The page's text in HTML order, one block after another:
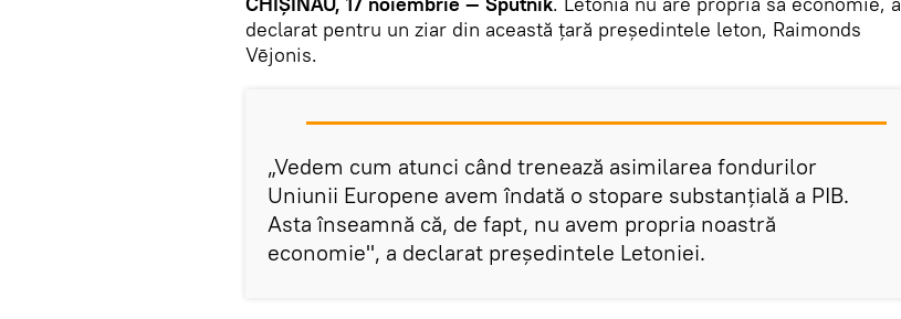
declarat pentru un ziar din această țară președintele leton, Raimonds
Vējonis.
„Vedem cum atunci când trenează asimilarea fondurilor
Uniunii Europene avem îndată o stopare substanțială a PIB.
Asta înseamnă că, de fapt, nu avem propria noastră
economie", a declarat președintele Letoniei.